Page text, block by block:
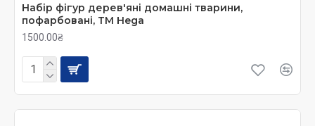
Набір фігур дерев'яні домашні тварини,
пофарбовані, ТМ Hega
1500.00₴